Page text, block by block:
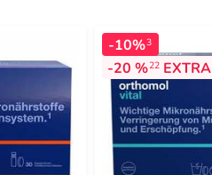
-10%3
-20 %22EXTRA